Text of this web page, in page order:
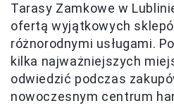
Tarasy Zamkowe w
ofertą wyjątkowych
różnorodnymi usługami.
kilka najważniejszych
odwiedzić podczas
nowoczesnym centrum